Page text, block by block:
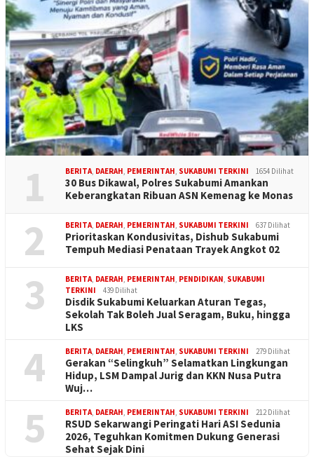
1 BERITA DAERAH PEMERINTAH SUKABUMI TERKINI 1654 Dilihat
30 Bus Dikawal, Polres Sukabumi Amankan
Keberangkatan Ribuan ASN Kemenag ke Monas
2 BERITA DAERAH PEMERINTAH SUKABUMI TERKINI 637 Dilihat
Prioritaskan Kondusivitas, Dishub Sukabumi
Tempuh Mediasi Penataan Trayek Angkot 02
3 BERITA DAERAH PEMERINTAH PENDIDIKAN SUKABUMI
TERKINI
439 Dilihat
Disdik Sukabumi Keluarkan Aturan Tegas,
Sekolah Tak Boleh Jual Seragam, Buku, hingga
LKS
4 BERITA DAERAH PEMERINTAH SUKABUMI TERKINI 279 Dilihat
Gerakan “Selingkuh” Selamatkan Lingkungan
Hidup, LSM Dampal Jurig dan KKN Nusa Putra
Wuj…
5 BERITA DAERAH PEMERINTAH SUKABUMI TERKINI 212 Dilihat
RSUD Sekarwangi Peringati Hari ASI Sedunia
2026, Teguhkan Komitmen Dukung Generasi
Sehat Sejak Dini